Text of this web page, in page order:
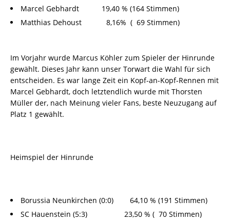
Marcel Gebhardt 19,40 % (164 Stimmen)
Matthias Dehoust 8,16% ( 69 Stimmen)
Im Vorjahr wurde Marcus Köhler zum Spieler der Hinrunde
gewählt. Dieses Jahr kann unser Torwart die Wahl für sich
entscheiden. Es war lange Zeit ein Kopf-an-Kopf-Rennen mit
Marcel Gebhardt, doch letztendlich wurde mit Thorsten
Müller der, nach Meinung vieler Fans, beste Neuzugang auf
Platz 1 gewählt.
Heimspiel der Hinrunde
Borussia Neunkirchen (0:0) 64,10 % (191 Stimmen)
SC Hauenstein (5:3) 23,50 % ( 70 Stimmen)